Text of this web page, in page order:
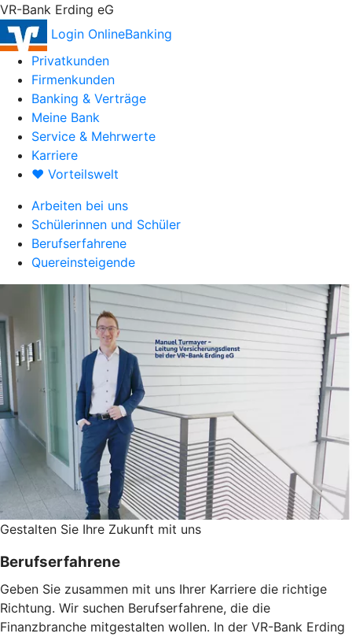
VR-Bank Erding eG
Login OnlineBanking
Privatkunden
Firmenkunden
Banking & Verträge
Meine Bank
Service & Mehrwerte
Karriere
♥ Vorteilswelt
Arbeiten bei uns
Schülerinnen und Schüler
Berufserfahrene
Quereinsteigende
Gestalten Sie ­Ihre Zukunft mit uns
Berufserfahrene
Geben Sie zusammen mit uns Ihrer Karriere die richtige
Richtung. Wir suchen Berufserfahrene, die die
Finanzbranche mitgestalten wollen. In der VR-Bank Erding